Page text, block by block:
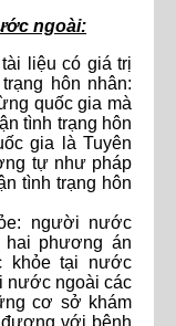
ngoài:
liệu có giá trị
hôn nhân:
quốc gia mà
tình trạng hôn
gia là Tuyên
tự như pháp
tình trạng hôn
người nước
hai phương án
khỏe tại nước
nước ngoài các
cơ sở khám